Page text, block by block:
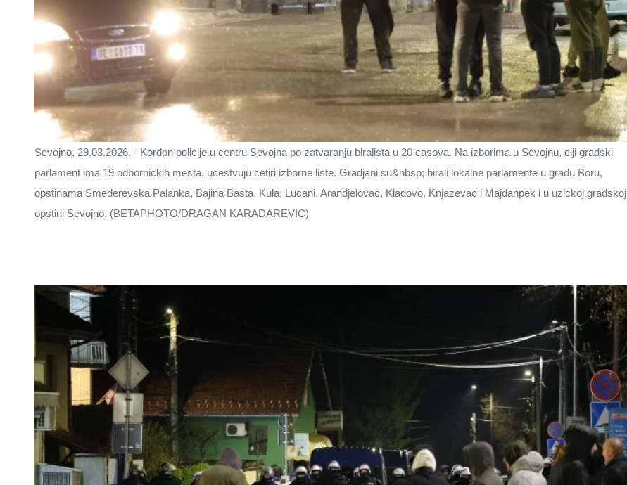
Sevojno, 29.03.2026. - Kordon policije u centru Sevojna po zatvaranju biralista u 20 casova. Na izborima u Sevojnu, ciji gradski
parlament ima 19 odbornickih mesta, ucestvuju cetiri izborne liste. Gradjani su&nbsp; birali lokalne parlamente u gradu Boru,
opstinama Smederevska Palanka, Bajina Basta, Kula, Lucani, Arandjelovac, Kladovo, Knjazevac i Majdanpek i u uzickoj gradskoj
opstini Sevojno. (BETAPHOTO/DRAGAN KARADAREVIC)